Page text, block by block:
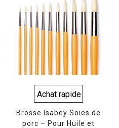
Achat rapide
Brosse Isabey Soies de
porc – Pour Huile et